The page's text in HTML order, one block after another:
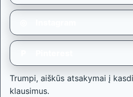
Trumpi, aiškūs atsakymai į
klausimus.